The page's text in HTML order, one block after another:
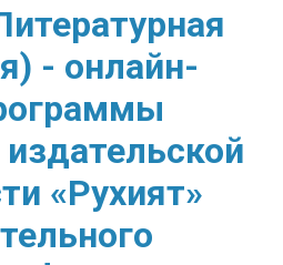
- онлайн-
«Рухият»